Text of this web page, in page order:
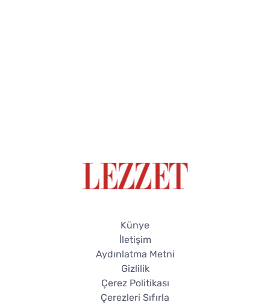
Künye
İletişim
Aydınlatma Metni
Gizlilik
Çerez Politikası
Çerezleri Sıfırla